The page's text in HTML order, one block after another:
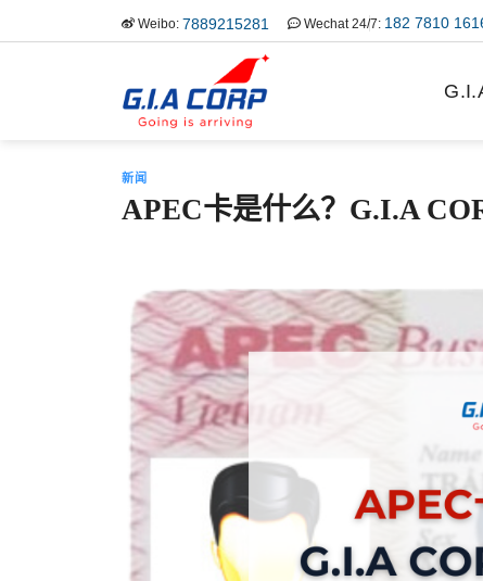
到
Weibo: 7889215281 Wechat 24/7: 182 7810
新闻
APEC卡是什么？G.I.A